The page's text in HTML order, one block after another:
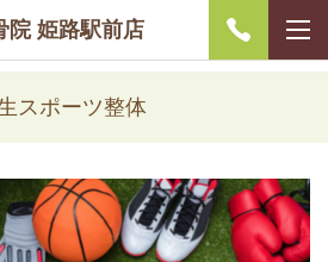
院 姫路駅前店
スポーツ整体